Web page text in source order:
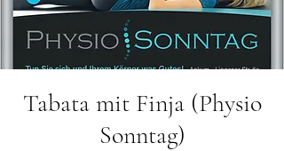
Tabata mit Finja (Physio
Sonntag)